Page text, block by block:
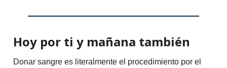
Hoy por ti y mañana también
Donar sangre es literalmente el procedimiento por el